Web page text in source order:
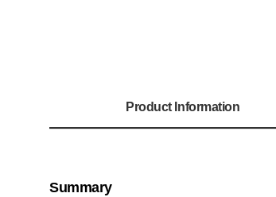
Product Information
Summary